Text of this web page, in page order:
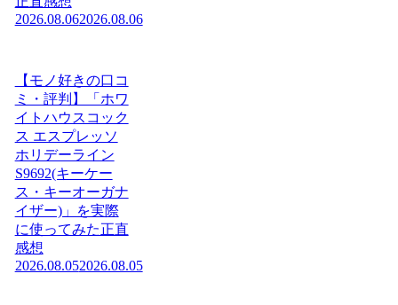
2026.08.062026.08.06
【モノ好きの口コ
ミ・評判】「ホワ
イトハウスコック
ス エスプレッソ
ホリデーライン
S9692(キーケー
ス・キーオーガナ
イザー)」を実際
に使ってみた正直
感想
2026.08.052026.08.05